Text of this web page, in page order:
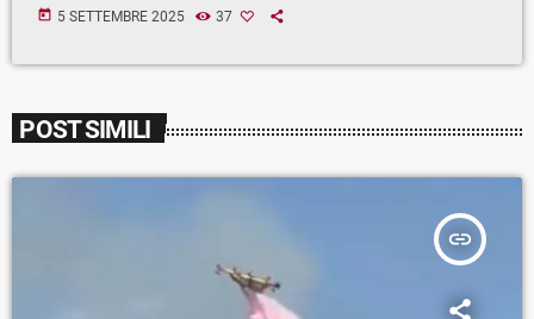
today 5 SETTEMBRE 2025 37
POST SIMILI
insert_link